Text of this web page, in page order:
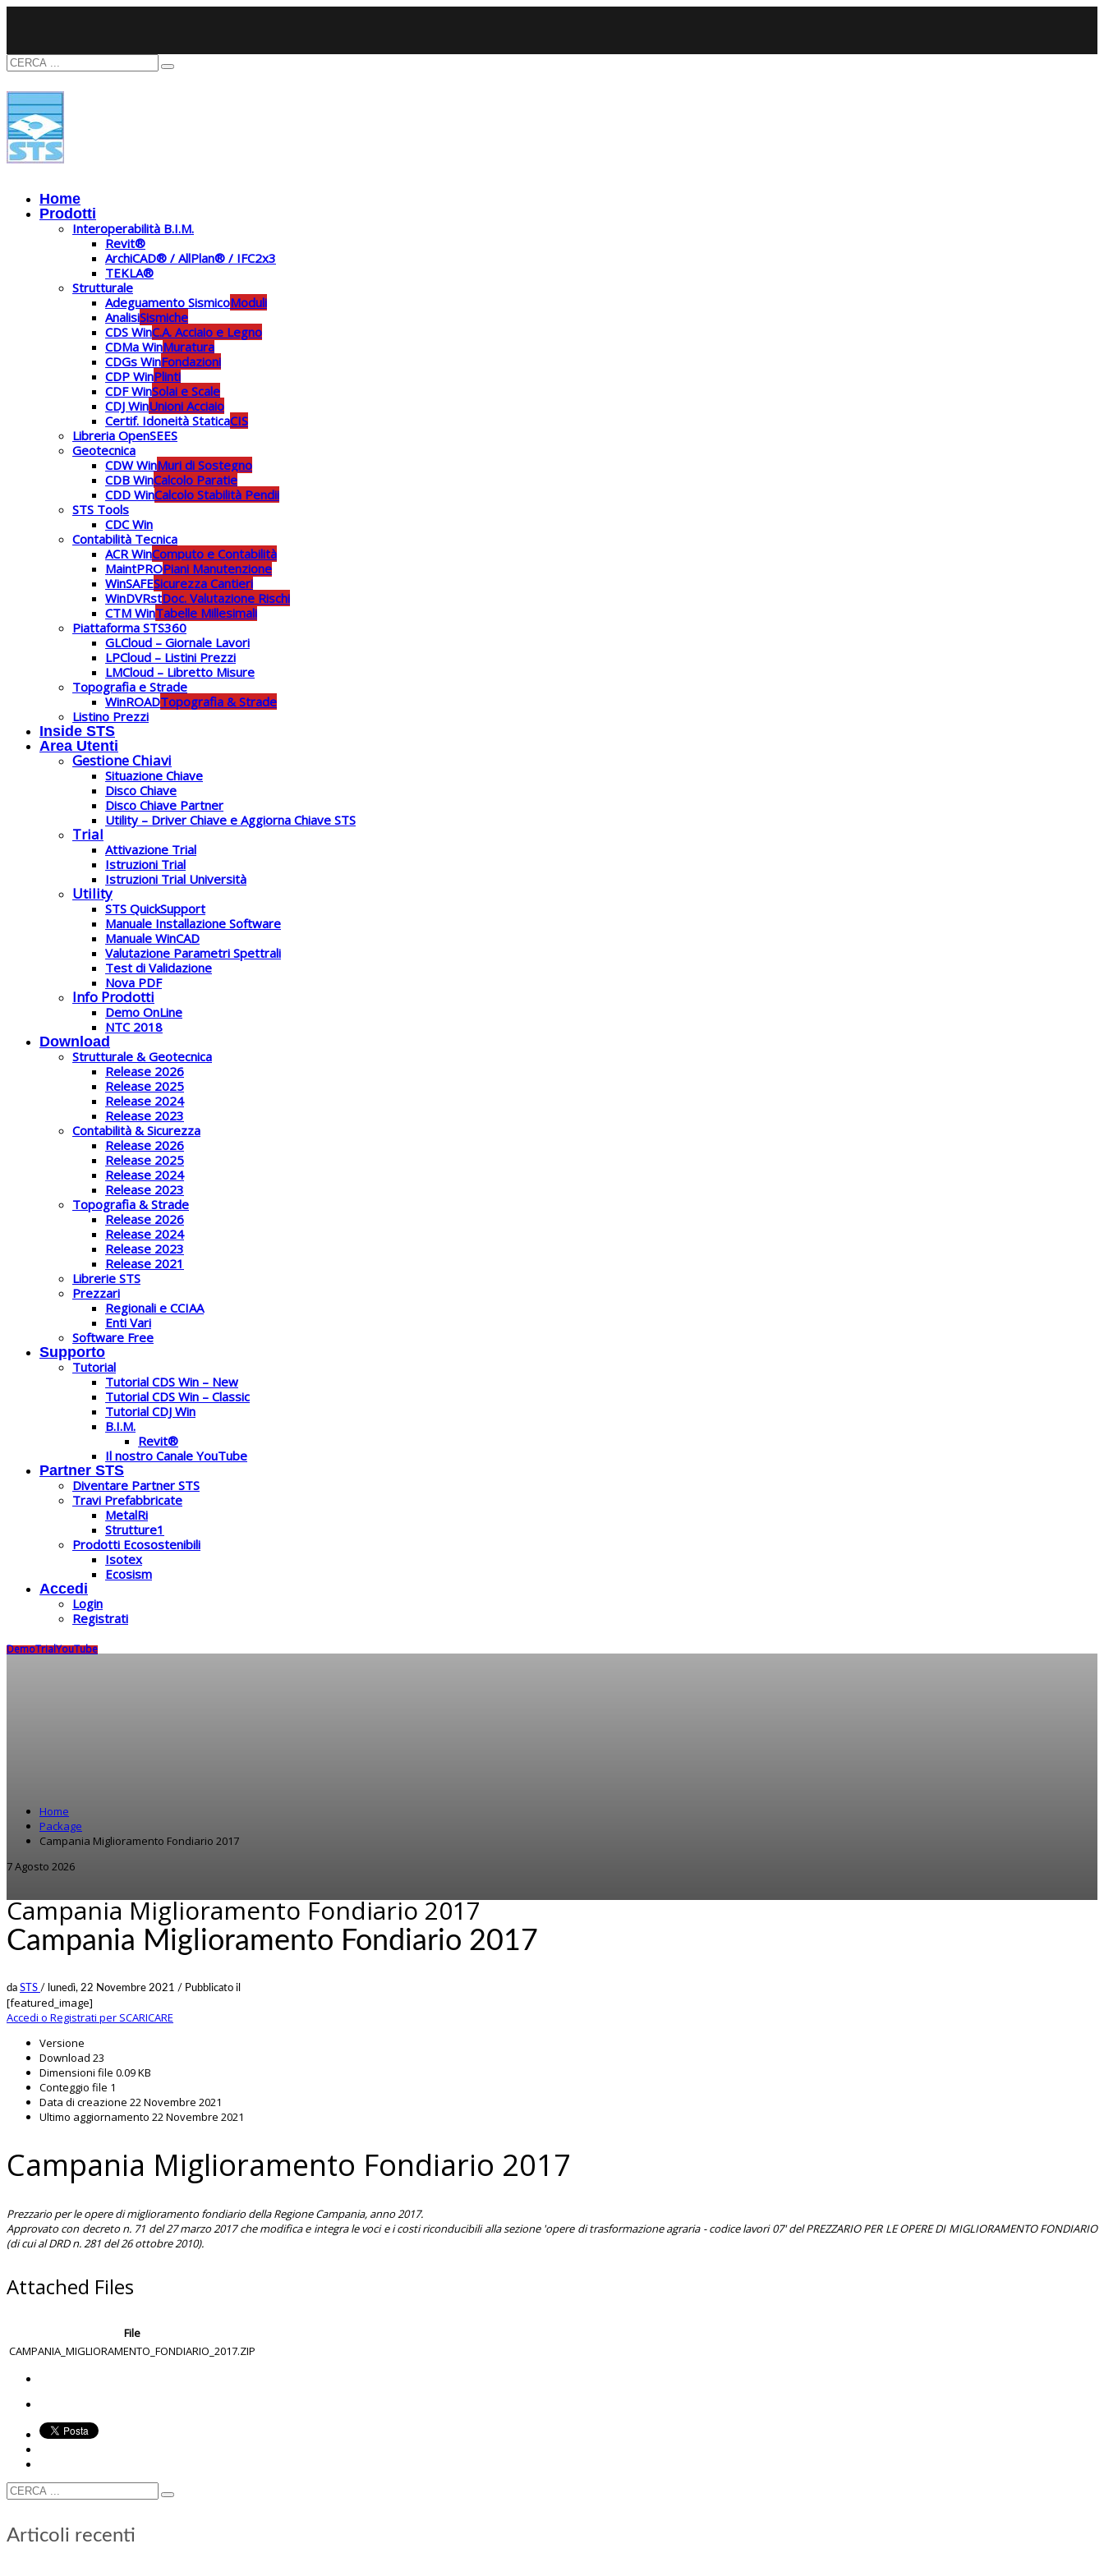
Home
Prodotti
Interoperabilità B.I.M.
Revit®
ArchiCAD® / AllPlan® / IFC2x3
TEKLA®
Strutturale
Adeguamento SismicoModuli
AnalisiSismiche
CDS WinC.A. Acciaio e Legno
CDMa WinMuratura
CDGs WinFondazioni
CDP WinPlinti
CDF WinSolai e Scale
CDJ WinUnioni Acciaio
Certif. Idoneità StaticaCIS
Libreria OpenSEES
Geotecnica
CDW WinMuri di Sostegno
CDB WinCalcolo Paratie
CDD WinCalcolo Stabilità Pendii
STS Tools
CDC Win
Contabilità Tecnica
ACR WinComputo e Contabilità
MaintPROPiani Manutenzione
WinSAFESicurezza Cantieri
WinDVRstDoc. Valutazione Rischi
CTM WinTabelle Millesimali
Piattaforma STS360
GLCloud – Giornale Lavori
LPCloud – Listini Prezzi
LMCloud – Libretto Misure
Topografia e Strade
WinROADTopografia & Strade
Listino Prezzi
Inside STS
Area Utenti
Gestione Chiavi
Situazione Chiave
Disco Chiave
Disco Chiave Partner
Utility – Driver Chiave e Aggiorna Chiave STS
Trial
Attivazione Trial
Istruzioni Trial
Istruzioni Trial Università
Utility
STS QuickSupport
Manuale Installazione Software
Manuale WinCAD
Valutazione Parametri Spettrali
Test di Validazione
Nova PDF
Info Prodotti
Demo OnLine
NTC 2018
Download
Strutturale & Geotecnica
Release 2026
Release 2025
Release 2024
Release 2023
Contabilità & Sicurezza
Release 2026
Release 2025
Release 2024
Release 2023
Topografia & Strade
Release 2026
Release 2024
Release 2023
Release 2021
Librerie STS
Prezzari
Regionali e CCIAA
Enti Vari
Software Free
Supporto
Tutorial
Tutorial CDS Win – New
Tutorial CDS Win – Classic
Tutorial CDJ Win
B.I.M.
Revit®
Il nostro Canale YouTube
Partner STS
Diventare Partner STS
Travi Prefabbricate
MetalRi
Strutture1
Prodotti Ecosostenibili
Isotex
Ecosism
Accedi
Login
Registrati
DemoTrialYouTube
Home
Package
Campania Miglioramento Fondiario 2017
7 Agosto 2026
Campania Miglioramento Fondiario 2017
Campania Miglioramento Fondiario 2017
da STS / lunedì, 22 Novembre 2021 / Pubblicato il
[featured_image]
Accedi o Registrati per SCARICARE
Versione
Download 23
Dimensioni file 0.09 KB
Conteggio file 1
Data di creazione 22 Novembre 2021
Ultimo aggiornamento 22 Novembre 2021
Campania Miglioramento Fondiario 2017
Prezzario per le opere di miglioramento fondiario della Regione Campania, anno 2017.
Approvato con decreto n. 71 del 27 marzo 2017 che modifica e integra le voci e i costi riconducibili alla sezione 'opere di trasformazione agraria - codice lavori 07' del PREZZARIO PER LE OPERE DI MIGLIORAMENTO FONDIARIO
(di cui al DRD n. 281 del 26 ottobre 2010).
Attached Files
File
CAMPANIA_MIGLIORAMENTO_FONDIARIO_2017.ZIP
Articoli recenti